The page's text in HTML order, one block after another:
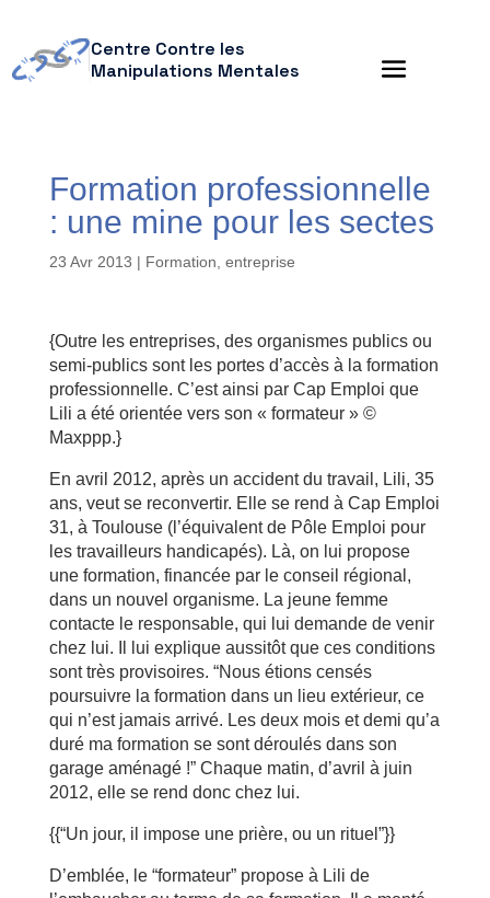
Centre Contre les
Manipulations Mentales
Formation professionnelle
: une mine pour les sectes
23 Avr 2013 | Formation, entreprise
{Outre les entreprises, des organismes publics ou
semi-publics sont les portes d’accès à la formation
professionnelle. C’est ainsi par Cap Emploi que
Lili a été orientée vers son « formateur » ©
Maxppp.}
En avril 2012, après un accident du travail, Lili, 35
ans, veut se reconvertir. Elle se rend à Cap Emploi
31, à Toulouse (l’équivalent de Pôle Emploi pour
les travailleurs handicapés). Là, on lui propose
une formation, financée par le conseil régional,
dans un nouvel organisme. La jeune femme
contacte le responsable, qui lui demande de venir
chez lui. Il lui explique aussitôt que ces conditions
sont très provisoires. “Nous étions censés
poursuivre la formation dans un lieu extérieur, ce
qui n’est jamais arrivé. Les deux mois et demi qu’a
duré ma formation se sont déroulés dans son
garage aménagé !” Chaque matin, d’avril à juin
2012, elle se rend donc chez lui.
{{“Un jour, il impose une prière, ou un rituel”}}
D’emblée, le “formateur” propose à Lili de